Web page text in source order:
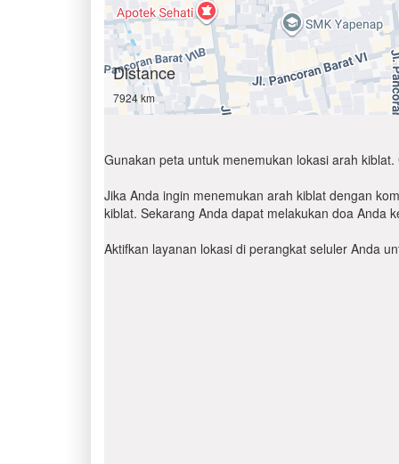
Distance
7924 km
Gunakan peta untuk menemukan lokasi arah
Jika Anda ingin menemukan arah kiblat dengan
kiblat. Sekarang Anda dapat melakukan doa Anda
Aktifkan layanan lokasi di perangkat seluler Anda